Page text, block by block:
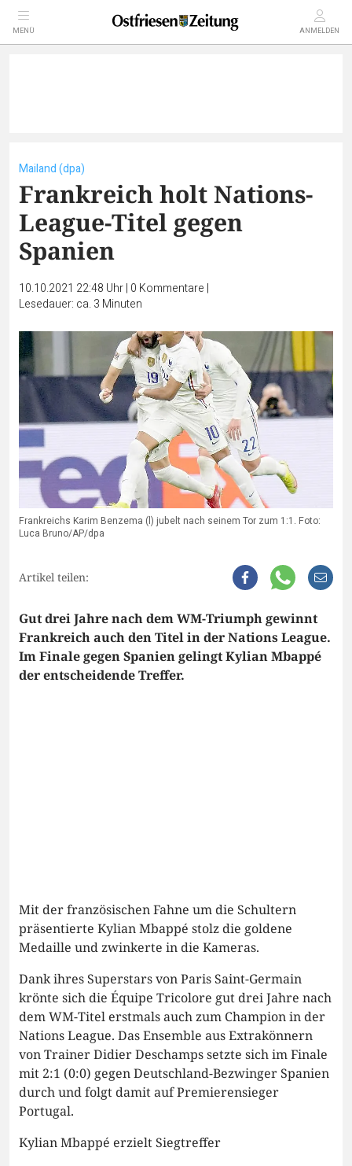
MENÜ ANMELDEN
Mailand (dpa)
Frankreich holt Nations-
League-Titel gegen
Spanien
10.10.2021 22:48 Uhr| 0 Kommentare |
Lesedauer: ca. 3 Minuten
Frankreichs Karim Benzema (l) jubelt nach seinem Tor zum 1:1. Foto:
Luca Bruno/AP/dpa
Artikel teilen:
Gut drei Jahre nach dem WM-Triumph gewinnt
Frankreich auch den Titel in der Nations League.
Im Finale gegen Spanien gelingt Kylian Mbappé
der entscheidende Treffer.
Mit der französischen Fahne um die Schultern
präsentierte Kylian Mbappé stolz die goldene
Medaille und zwinkerte in die Kameras.
Dank ihres Superstars von Paris Saint-Germain
krönte sich die Équipe Tricolore gut drei Jahre nach
dem WM-Titel erstmals auch zum Champion in der
Nations League. Das Ensemble aus Extrakönnern
von Trainer Didier Deschamps setzte sich im Finale
mit 2:1 (0:0) gegen Deutschland-Bezwinger Spanien
durch und folgt damit auf Premierensieger
Portugal.
Kylian Mbappé erzielt Siegtreffer